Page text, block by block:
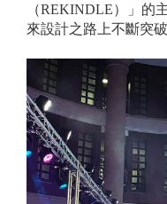
（REKINDLE）」的
來設計之路上不斷突